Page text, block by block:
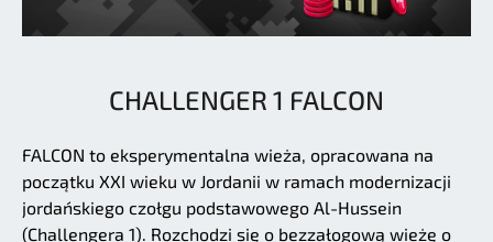
CHALLENGER 1 FALCON
FALCON to eksperymentalna wieża, opracowana na
początku XXI wieku w Jordanii w ramach modernizacji
jordańskiego czołgu podstawowego Al-Hussein
(Challengera 1). Rozchodzi się o bezzałogową wieżę o